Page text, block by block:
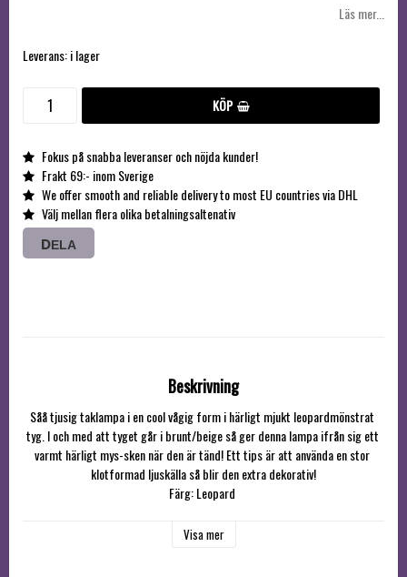
Läs mer...
Leverans:i lager
KÖP
Fokus på snabba leveranser och nöjda kunder!
Frakt 69:- inom Sverige
We offer smooth and reliable delivery to most EU countries via DHL
Välj mellan flera olika betalningsaltenativ
DELA
Beskrivning
Såå tjusig taklampa i en cool vågig form i härligt mjukt leopardmönstrat
tyg. I och med att tyget går i brunt/beige så ger denna lampa ifrån sig ett
varmt härligt mys-sken när den är tänd! Ett tips är att använda en stor
klotformad ljuskälla så blir den extra dekorativ!
Färg: Leopard
Observera att stickkontakt ej ingår
Visa mer